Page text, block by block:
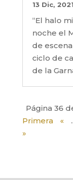
13 Dic, 2021
“El halo
noche el
de
ciclo de
de la
Página 36
Primera
«
»